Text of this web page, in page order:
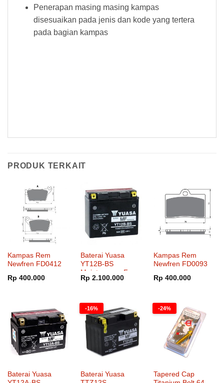
Penerapan masing masing kampas
disesuaikan pada jenis dan kode yang tertera
pada bagian kampas
PRODUK TERKAIT
Kampas Rem
Newfren FD0412
Rp 400.000
Baterai Yuasa
YT12B-BS
Maintenance Free
Rp 2.100.000
Kampas Rem
Newfren FD0093
Rp 400.000
Baterai Yuasa
-16%
Baterai Yuasa
-24%
Tapered Cap